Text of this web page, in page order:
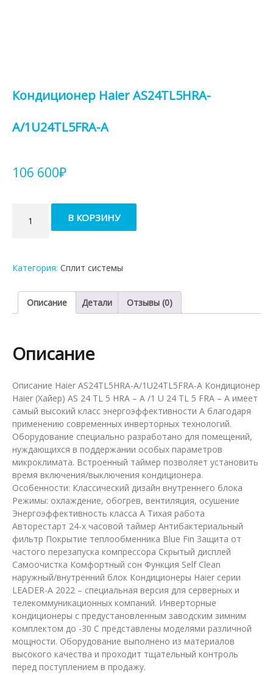
Кондиционер Haier AS24TL5HRA-
A/1U24TL5FRA-A
106 600₽
товара
Кондиционер
A/1U24TL5FRA-
В КОРЗИНУ
Категория: Сплит системы
Описание Детали Отзывы (0)
Описание
Описание Haier AS24TL5HRA-A/1U24TL5FRA-A Кондиционер
Haier (Хайер) AS 24 TL 5 HRA – A /1 U 24 TL 5 FRA – A имеет
самый высокий класс энергоэффективности А благодаря
применению современных инверторных технологий.
Оборудование специально разработано для помещений,
нуждающихся в поддержании особых параметров
микроклимата. Встроенный таймер позволяет установить
время включения/выключения кондиционера.
Особенности: Классический дизайн внутреннего блока
Режимы: охлаждение, обогрев, вентиляция, осушение
Энергоэффективность класса А Тихая работа
Авторестарт 24-х часовой таймер Антибактериальный
фильтр Покрытие теплообменника Blue Fin Защита от
частого перезапуска компрессора Скрытый дисплей
Самоочистка Комфортный сон Функция Self Clean
наружный/внутренний блок Кондиционеры Haier серии
LEADER-A 2022 – специальная версия для серверных и
телекоммуникационных компаний. Инверторные
кондиционеры с предустановленным заводским зимним
комплектом до -30 C представлены моделями различной
мощности. Оборудование выполнено из материалов
высокого качества и проходит тщательный контроль
перед поступлением в продажу.